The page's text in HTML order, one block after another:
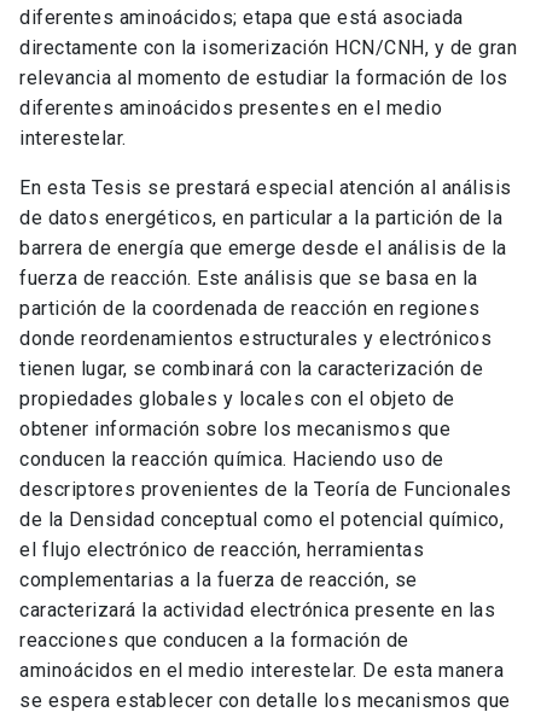
diferentes aminoácidos; etapa que está asociada
directamente con la isomerización HCN/CNH, y de gran
relevancia al momento de estudiar la formación de los
diferentes aminoácidos presentes en el medio
interestelar.
En esta Tesis se prestará especial atención al análisis
de datos energéticos, en particular a la partición de la
barrera de energía que emerge desde el análisis de la
fuerza de reacción. Este análisis que se basa en la
partición de la coordenada de reacción en regiones
donde reordenamientos estructurales y electrónicos
tienen lugar, se combinará con la caracterización de
propiedades globales y locales con el objeto de
obtener información sobre los mecanismos que
conducen la reacción química. Haciendo uso de
descriptores provenientes de la Teoría de Funcionales
de la Densidad conceptual como el potencial químico,
el flujo electrónico de reacción, herramientas
complementarias a la fuerza de reacción, se
caracterizará la actividad electrónica presente en las
reacciones que conducen a la formación de
aminoácidos en el medio interestelar. De esta manera
se espera establecer con detalle los mecanismos que